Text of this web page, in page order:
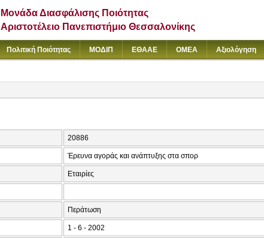
Μονάδα Διασφάλισης Ποιότητας
Αριστοτέλειο Πανεπιστήμιο Θεσσαλονίκης
Πολιτική Ποιότητας ΜΟΔΙΠ ΕΘΑΑΕ ΟΜΕΑ Αξιολόγηση
20886
Έρευνα αγοράς και ανάπτυξης στα σπορ
Εταιρίες
Περάτωση
1 - 6 - 2002